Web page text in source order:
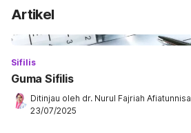
Artikel
Sifilis
Guma Sifilis
Ditinjau oleh dr. Nurul Fajriah Afiatunnisa
23/07/2025